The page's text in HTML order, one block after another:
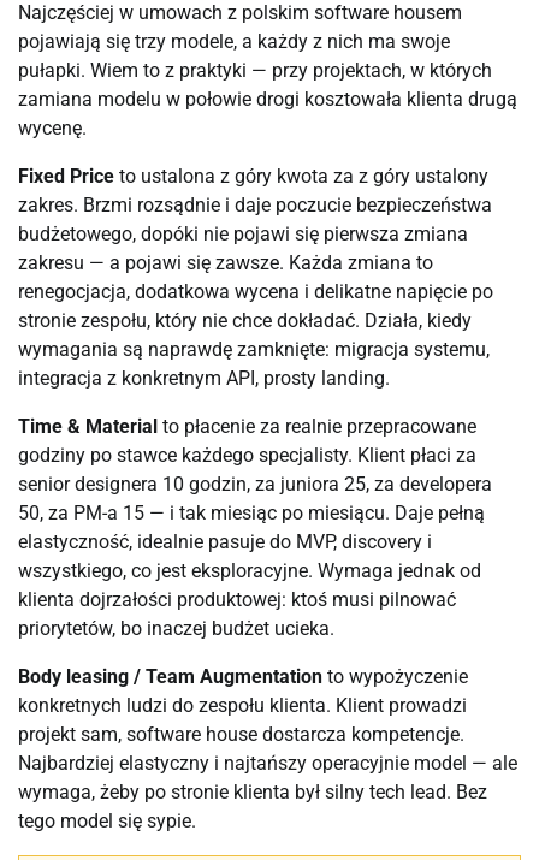
Najczęściej w umowach z polskim software housem
pojawiają się trzy modele, a każdy z nich ma swoje
pułapki. Wiem to z praktyki — przy projektach, w których
zamiana modelu w połowie drogi kosztowała klienta drugą
wycenę.
Fixed Price to ustalona z góry kwota za z góry ustalony
zakres. Brzmi rozsądnie i daje poczucie bezpieczeństwa
budżetowego, dopóki nie pojawi się pierwsza zmiana
zakresu — a pojawi się zawsze. Każda zmiana to
renegocjacja, dodatkowa wycena i delikatne napięcie po
stronie zespołu, który nie chce dokładać. Działa, kiedy
wymagania są naprawdę zamknięte: migracja systemu,
integracja z konkretnym API, prosty landing.
Time & Material to płacenie za realnie przepracowane
godziny po stawce każdego specjalisty. Klient płaci za
senior designera 10 godzin, za juniora 25, za developera
50, za PM-a 15 — i tak miesiąc po miesiącu. Daje pełną
elastyczność, idealnie pasuje do MVP, discovery i
wszystkiego, co jest eksploracyjne. Wymaga jednak od
klienta dojrzałości produktowej: ktoś musi pilnować
priorytetów, bo inaczej budżet ucieka.
Body leasing / Team Augmentation to wypożyczenie
konkretnych ludzi do zespołu klienta. Klient prowadzi
projekt sam, software house dostarcza kompetencje.
Najbardziej elastyczny i najtańszy operacyjnie model — ale
wymaga, żeby po stronie klienta był silny tech lead. Bez
tego model się sypie.